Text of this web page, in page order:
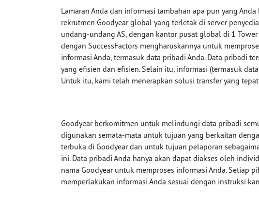
Lamaran Anda dan informasi tambahan apa pun yang
rekrutmen Goodyear global yang terletak di server
undang-undang AS, dengan kantor pusat global di 1 Tower
dengan SuccessFactors mengharuskannya untuk
informasi Anda, termasuk data pribadi Anda. Data pribadi
yang efisien dan efisien. Selain itu, informasi (termasuk
Untuk itu, kami telah menerapkan solusi transfer yang
Goodyear berkomitmen untuk melindungi data pribadi
digunakan semata-mata untuk tujuan yang berkaitan
terbuka di Goodyear dan untuk tujuan pelaporan
ini. Data pribadi Anda hanya akan dapat diakses oleh
nama Goodyear untuk memproses informasi Anda. Setiap
memperlakukan informasi Anda sesuai dengan instruksi